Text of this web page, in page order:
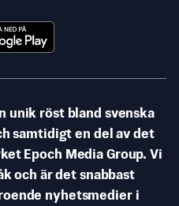
unik röst bland svenska
samtidigt en del av det
Epoch Media Group. Vi
och är det snabbast
nyhetsmedier i